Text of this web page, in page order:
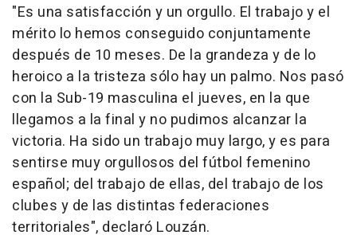
"Es una satisfacción y un orgullo. El trabajo y el
mérito lo hemos conseguido conjuntamente
después de 10 meses. De la grandeza y de lo
heroico a la tristeza sólo hay un palmo. Nos pasó
con la Sub-19 masculina el jueves, en la que
llegamos a la final y no pudimos alcanzar la
victoria. Ha sido un trabajo muy largo, y es para
sentirse muy orgullosos del fútbol femenino
español; del trabajo de ellas, del trabajo de los
clubes y de las distintas federaciones
territoriales", declaró Louzán.